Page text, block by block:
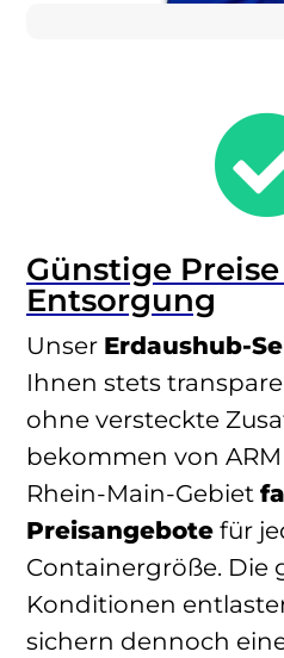
Günstige
Entsorgung
Unser Erdaushub-
Ihnen stets
ohne versteckte
bekommen von
Rhein-Main-Gebiet
Preisangebote für
Containergröße. Die
Konditionen
sichern dennoch